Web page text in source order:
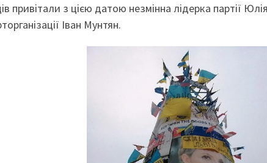
привітали з цією датою незмінна лідерка партії
Іван Мунтян.